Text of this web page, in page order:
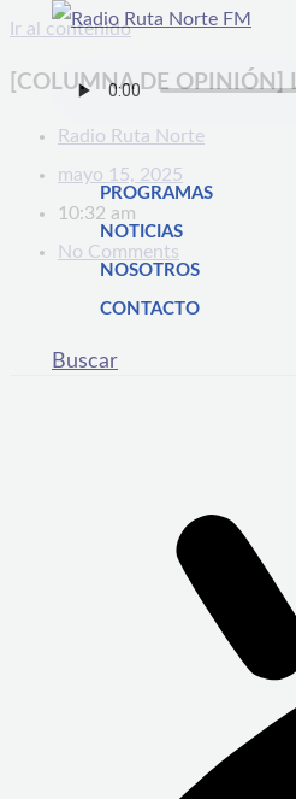
Ir al contenido
PROGRAMAS
NOTICIAS
NOSOTROS
CONTACTO
Buscar
[COLUMNA DE OPINIÓN]
Radio Ruta Norte
mayo 15, 2025
10:32 am
No Comments